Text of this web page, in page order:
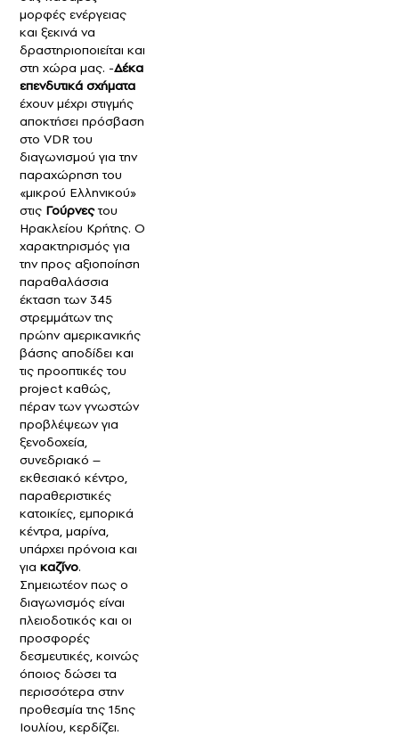
μορφές ενέργειας
και ξεκινά να
δραστηριοποιείται και
στη χώρα μας. -Δέκα
επενδυτικά σχήματα
έχουν μέχρι στιγμής
αποκτήσει πρόσβαση
στο VDR του
διαγωνισμού για την
παραχώρηση του
«μικρού Ελληνικού»
στις Γούρνεςτου
Ηρακλείου Κρήτης. Ο
χαρακτηρισμός για
την προς αξιοποίηση
παραθαλάσσια
έκταση των 345
στρεμμάτων της
πρώην αμερικανικής
βάσης αποδίδει και
τις προοπτικές του
project καθώς,
πέραν των γνωστών
προβλέψεων για
ξενοδοχεία,
συνεδριακό –
εκθεσιακό κέντρο,
παραθεριστικές
κατοικίες, εμπορικά
κέντρα, μαρίνα,
υπάρχει πρόνοια και
για καζίνο.
Σημειωτέον πως ο
διαγωνισμός είναι
πλειοδοτικός και οι
προσφορές
δεσμευτικές, κοινώς
όποιος δώσει τα
περισσότερα στην
προθεσμία της 15ης
Ιουλίου, κερδίζει.